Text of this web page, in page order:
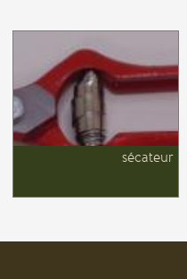
sécateur
Sécateur forgé 17cm
10